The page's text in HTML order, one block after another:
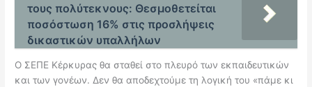
τους πολύτεκνους: Θεσμοθετείται
ποσόστωση 16% στις προσλήψεις
δικαστικών υπαλλήλων
Ο ΣΕΠΕ Κέρκυρας θα σταθεί στο πλευρό των εκπαιδευτικών
και των γονέων. Δεν θα αποδεχτούμε τη λογική του «πάμε κι